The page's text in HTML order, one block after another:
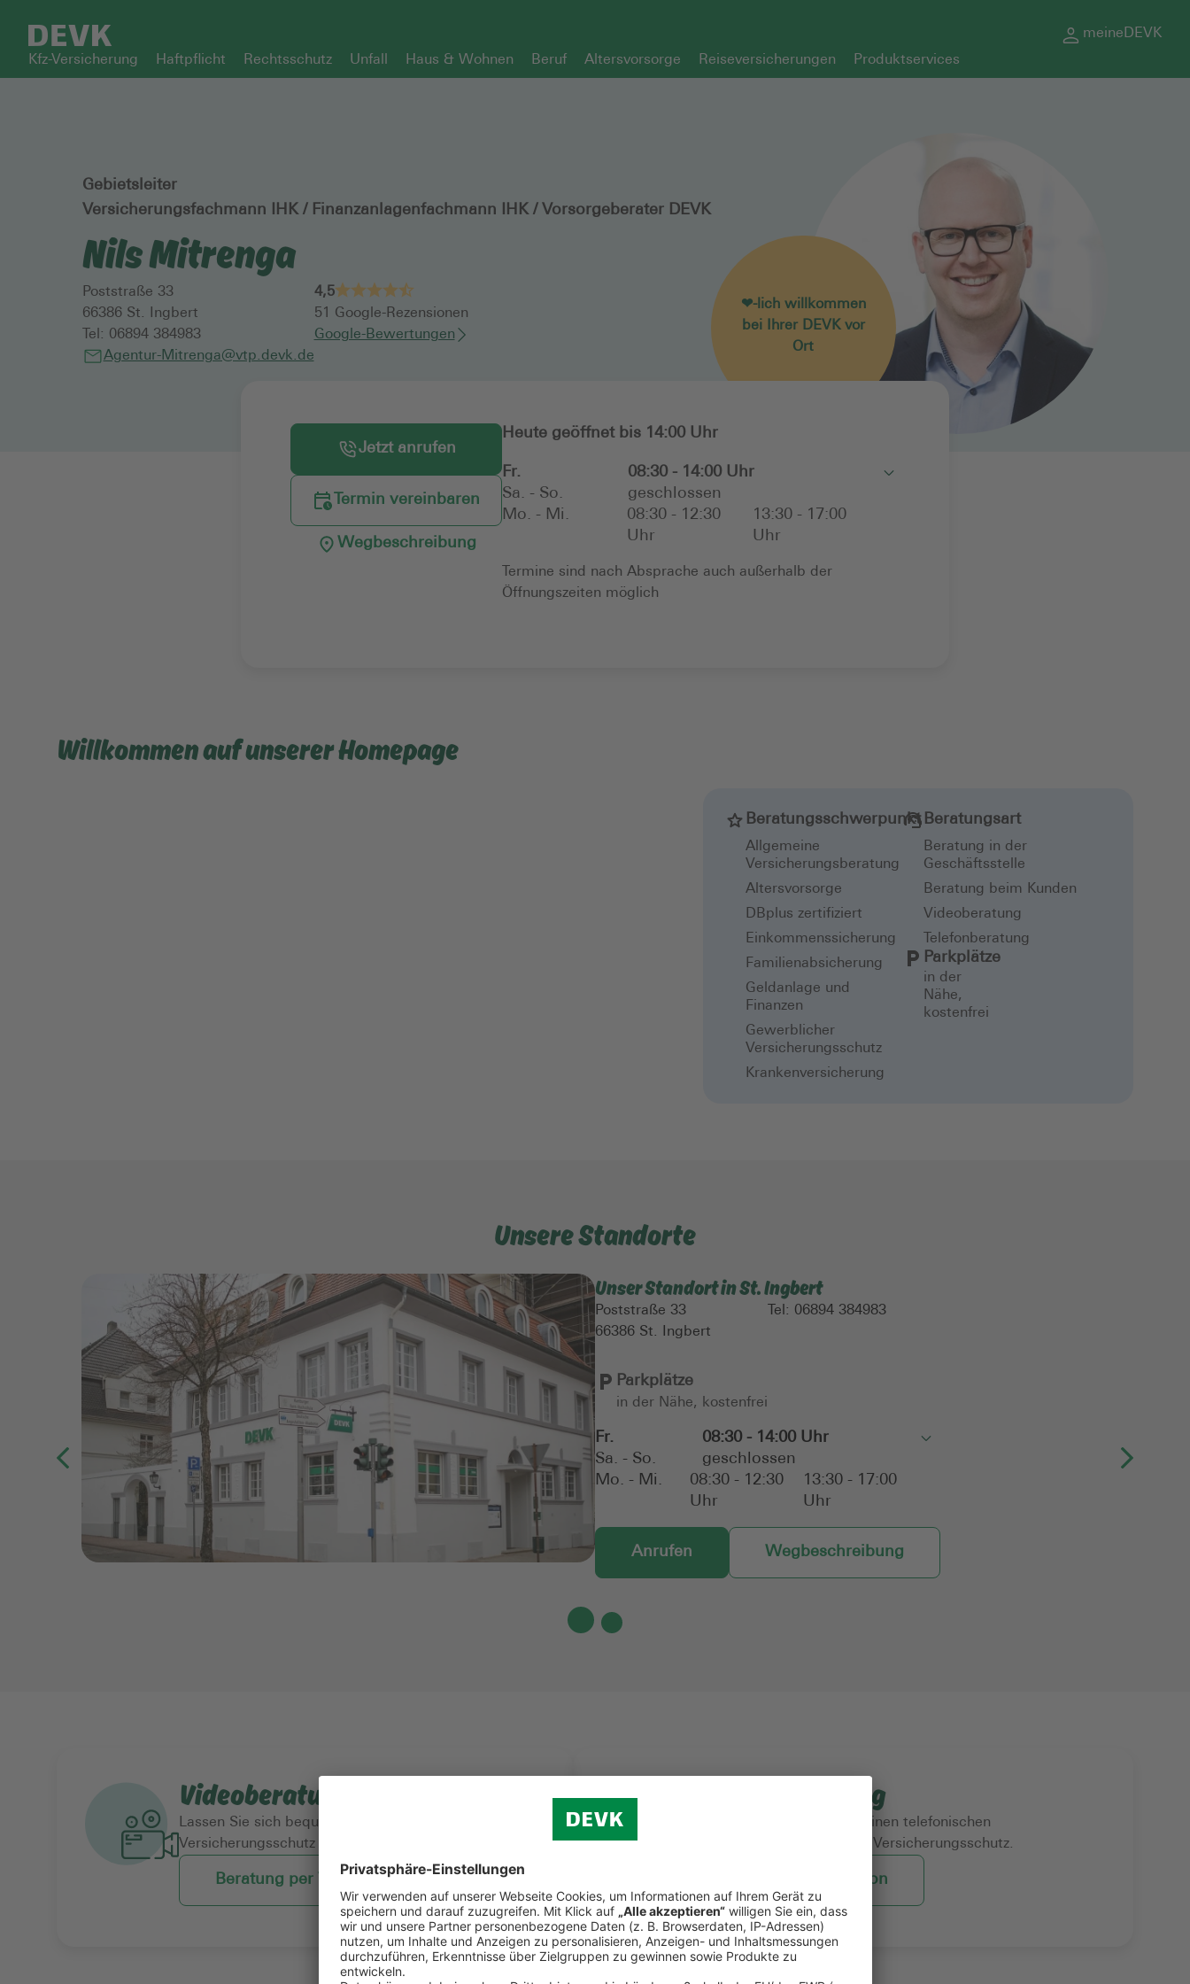
meineDEVK
Kfz-Versicherung
Haftpflicht Rechtsschutz Unfall Haus & Wohnen Beruf Altersvorsorge Reiseversicherungen Produktservices
Gebietsleiter
Versicherungsfachmann IHK / Finanzanlagenfachmann IHK / Vorsorgeberater DEVK
Nils Mitrenga
Poststraße 33
66386St. Ingbert
Tel: 06894 384983
Agentur-Mitrenga@vtp.devk.de
4,5
51
Google-Rezensionen
Google-Bewertungen
❤-lich willkommen
bei Ihrer DEVK vor
Ort
Jetzt anrufen
Termin vereinbaren
Wegbeschreibung
Heute geöffnet bis 14:00 Uhr
Fr.
08:30 - 14:00 Uhr
Sa. - So.
geschlossen
Mo. - Mi.
08:30 - 12:30
Uhr
13:30 - 17:00
Uhr
Toggle
Termine sind nach Absprache auch außerhalb der
Öffnungszeiten möglich
Willkommen auf unserer Homepage
Beratungsschwerpunkt
Allgemeine
Versicherungsberatung
Altersvorsorge
DBplus zertifiziert
Einkommenssicherung
Familienabsicherung
Geldanlage und
Finanzen
Gewerblicher
Versicherungsschutz
Krankenversicherung
Beratungsart
Beratung in der
Geschäftsstelle
Beratung beim Kunden
Videoberatung
Telefonberatung
Parkplätze
in der
Nähe,
kostenfrei
Unsere Standorte
Unser Standort in St. Ingbert
Poststraße 33
66386 St. Ingbert
Tel: 06894 384983
Parkplätze
in der Nähe, kostenfrei
Fr.
08:30 - 14:00 Uhr
Sa. - So.
geschlossen
Mo. - Mi.
08:30 - 12:30
Uhr
13:30 - 17:00
Uhr
Toggle
Anrufen Wegbeschreibung
Videoberatung
Lassen Sie sich bequem per Videoberatung zu Ihrem
Versicherungsschutz beraten.
Beratung per Video
Telefonberatung
Vereinbaren Sie bequem einen telefonischen
Beratungstermin zu Ihrem Versicherungsschutz.
Beratung per Telefon